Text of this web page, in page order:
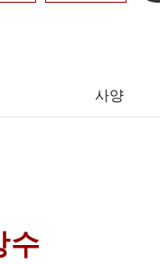
사양
수